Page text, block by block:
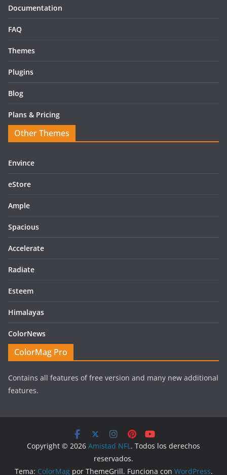
Documentation
FAQ
Themes
Plugins
Blog
Plans & Pricing
Other Themes
Envince
eStore
Ample
Spacious
Accelerate
Radiate
Esteem
Himalayas
ColorNews
ColorMag Pro
Contains all features of free version and many new additional
features.
Copyright © 2026 Amistad NFL. Todos los derechos
reservados.
Tema: ColorMagpor ThemeGrill. Funciona con WordPress.